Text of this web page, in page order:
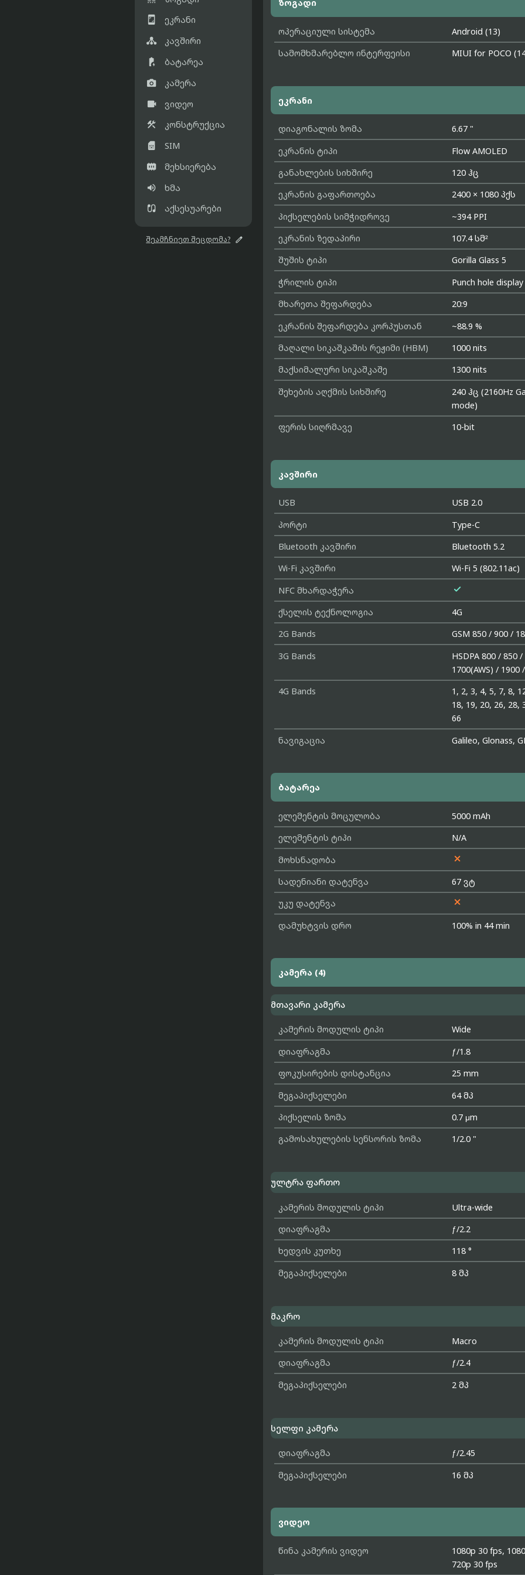
 ეკრანი
 კავშირი
 ბატარეა
 კამერა
 ვიდეო
 კონსტრუქცია
 SIM
 მეხსიერება
 ხმა
 აქსესუარები
შეამჩნიეთ შეცდომა? 
ზოგადი
ოპერაციული სისტემა
Android (13)
სამომხმარებლო ინტერფეისი
MIUI for POCO
ეკრანი
დიაგონალის ზომა
6.67 "
ეკრანის ტიპი
Flow AMOLED
განახლების სიხშირე
120 ჰც
ეკრანის გაფართოება
2400 × 1080 პქს
პიქსელების სიმჭიდროვე
~394 PPI
ეკრანის ზედაპირი
107.4 სმ²
შუშის ტიპი
Gorilla Glass 5
ჭრილის ტიპი
Punch hole display
მხარეთა შეფარდება
20:9
ეკრანის შეფარდება კორპუსთან
~88.9 %
მაღალი სიკაშკაშის რეჟიმი (HBM)
1000 nits
მაქსიმალური სიკაშკაშე
1300 nits
შეხების აღქმის სიხშირე
240 ჰც (2160Hz
mode)
ფერის სიღრმავე
10-bit
კავშირი
USB
USB 2.0
პორტი
Type-C
Bluetooth კავშირი
Bluetooth 5.2
Wi-Fi კავშირი
Wi-Fi 5 (802.11ac)
NFC მხარდაჭერა

ქსელის ტექნოლოგია
4G
2G Bands
GSM 850 / 900 /
3G Bands
HSDPA 800 / 850
1700(AWS) / 1900
4G Bands
1, 2, 3, 4, 5, 7, 8,
18, 19, 20, 26, 28,
66
ნავიგაცია
Galileo, Glonass,
ბატარეა
ელემენტის მოცულობა
5000 mAh
ელემენტის ტიპი
N/A
მოხსნადობა

სადენიანი დატენვა
67 ვტ
უკუ დატენვა

დამუხტვის დრო 100% in 44 min
კამერა (4)
მთავარი კამერა
კამერის მოდულის ტიპი
Wide
დიაფრაგმა
ƒ/1.8
ფოკუსირების დისტანცია
25 mm
მეგაპიქსელები
64 მპ
პიქსელის ზომა
0.7 μm
გამოსახულების სენსორის ზომა
1/2.0 "
ულტრა ფართო
კამერის მოდულის ტიპი
Ultra-wide
დიაფრაგმა
ƒ/2.2
ხედვის კუთხე
118 °
მეგაპიქსელები
8 მპ
მაკრო
კამერის მოდულის ტიპი
Macro
დიაფრაგმა
ƒ/2.4
მეგაპიქსელები
2 მპ
სელფი კამერა
დიაფრაგმა
ƒ/2.45
მეგაპიქსელები
16 მპ
ვიდეო
წინა კამერის ვიდეო
1080p 30 fps,
720p 30 fps